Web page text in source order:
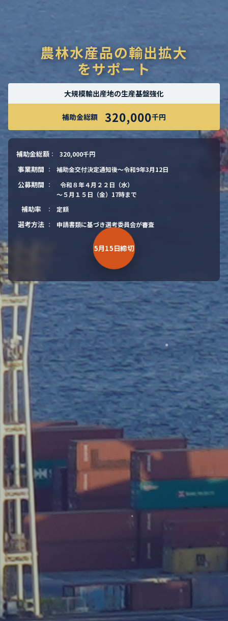
農林水産品の輸出拡大
をサポート
大規模輸出産地の生産基盤強化
補助金総額 320,000千円
補助金総額 ： 320,000千円
事業期間 ： 補助金交付決定通知後〜令和9年3月12日
公募期間 ：
令和８年４月２２日（水）
〜５月１５日（金）17時まで
補助率 ： 定額
選考方法 ： 申請書類に基づき選考委員会が審査
5月15日締切